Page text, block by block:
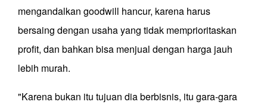
mengandalkan goodwill hancur, karena harus
bersaing dengan usaha yang tidak memprioritaskan
profit, dan bahkan bisa menjual dengan harga jauh
lebih murah.
"Karena bukan itu tujuan dia berbisnis, itu gara-gara